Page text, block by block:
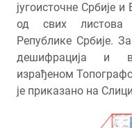
југоисточне Србије
од свих листова
Републике Србије.
дешифрација и
израђеном
је приказано на